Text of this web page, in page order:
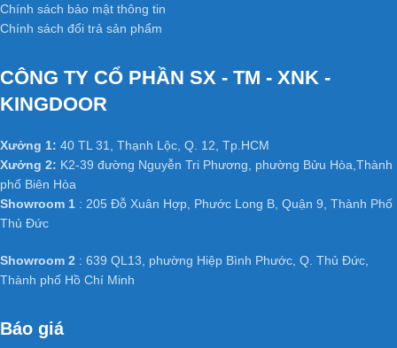
Chính sách bảo mật thông tin
Chính sách đổi trả sản phẩm
CÔNG TY CỔ PHẦN SX - TM - XNK -
KINGDOOR
Xưởng 1: 40 TL 31, Thạnh Lộc, Q. 12, Tp.HCM
Xưởng 2: K2-39 đường Nguyễn Tri Phương, phường Bửu Hòa,Thành
phố Biên Hòa
Showroom 1 : 205 Đỗ Xuân Hợp, Phước Long B, Quận 9, Thành Phố
Thủ Đức
Showroom 2 : 639 QL13, phường Hiệp Bình Phước, Q. Thủ Đức,
Thành phố Hồ Chí Minh
Báo giá